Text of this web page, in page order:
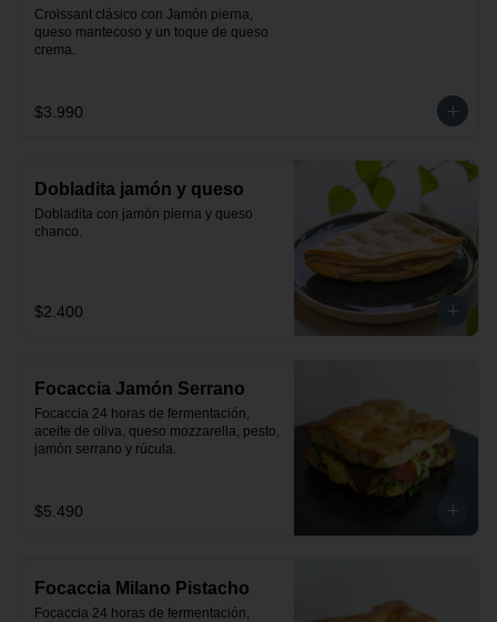
Croissant clásico con Jamón pierna,
queso mantecoso y un toque de queso
crema.
$3.990
Dobladita jamón y queso
Dobladita con jamón pierna y queso
chanco.
$2.400
Focaccia Jamón Serrano
Focaccia 24 horas de fermentación,
aceite de oliva, queso mozzarella, pesto,
jamón serrano y rúcula.
$5.490
Focaccia Milano Pistacho
Focaccia 24 horas de fermentación,